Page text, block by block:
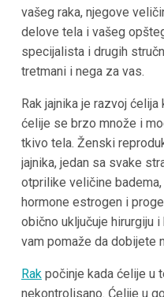
vašeg raka, njegove
delove tela i vašeg
specijalista i drugih
tretmani i nega za vas.
Rak jajnika je razvoj
ćelije se brzo množe i
tkivo tela. Ženski
jajnika, jedan sa svake
otprilike veličine
hormone estrogen i
obično uključuje hirurgiju
vam pomaže da dobijete
Rakpočinje kada ćelije u
nekontrolisano. Ćelije u